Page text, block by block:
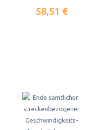
58,51 €